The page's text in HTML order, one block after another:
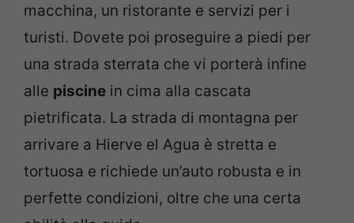
macchina, un ristorante e servizi per i
turisti. Dovete poi proseguire a piedi per
una strada sterrata che vi porterà infine
alle piscine in cima alla cascata
pietrificata. La strada di montagna per
arrivare a Hierve el Agua è stretta e
tortuosa e richiede un’auto robusta e in
perfette condizioni, oltre che una certa